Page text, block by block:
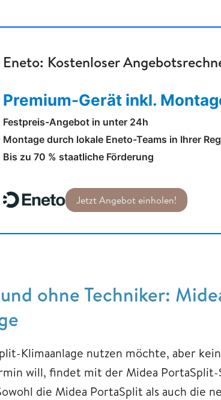
Eneto: Kostenloser
Premium-Gerät inkl.
Festpreis-Angebot in unter 24h
Montage durch lokale Eneto-Teams in Ihrer
Bis zu 70 % staatliche Förderung
Jetzt Angebot einholen!
ohne Techniker:
Klimaanlage nutzen möchte, aber
will, findet mit der Midea
die Midea PortaSplit als auch die